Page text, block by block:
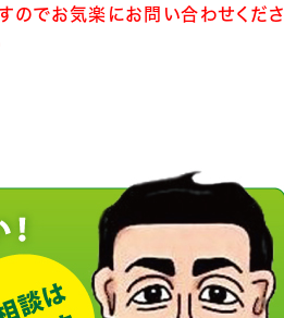
のでお気楽にお問い合わせくださ